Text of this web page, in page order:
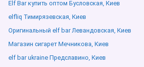
Elf Bar купить оптом Бусловская, Киев
elfliq Тимирязевская, Киев
Оригинальный elf bar Левандовская, Киев
Магазин сигарет Мечникова, Киев
elf bar ukraine Предславино, Киев